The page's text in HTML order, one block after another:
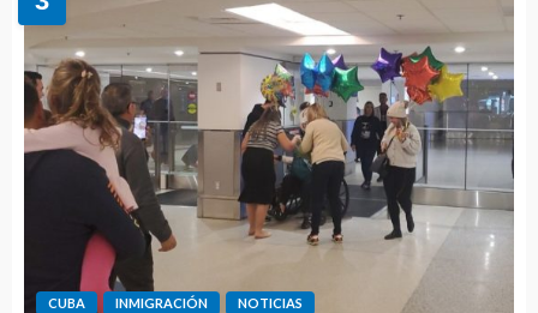
CUBA INMIGRACIÓN NOTICIAS